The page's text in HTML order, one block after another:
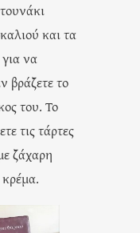
και τα
να
βράζετε το
του. Το
τις τάρτες
ζάχαρη